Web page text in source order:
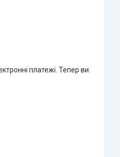
платежі. Тепер ви